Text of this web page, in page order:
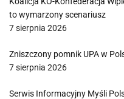
to wymarzony scenariusz
7 sierpnia 2026
Zniszczony pomnik UPA w
7 sierpnia 2026
Serwis Informacyjny Myśli